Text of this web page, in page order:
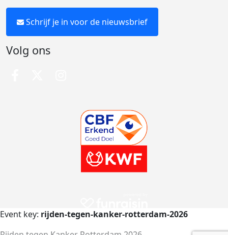
Schrijf je in voor de nieuwsbrief
Volg ons
Event key: rijden-tegen-kanker-rotterdam-2026